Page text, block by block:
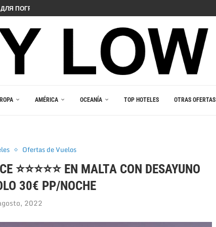
ПОГРУЖЕНИЯ В ИГРОВОЙ...
AMÉRICA OCEANÍA TOP HOTELES OTRAS OFERTAS
Ofertas de Vuelos
⭐⭐⭐⭐⭐ EN MALTA CON DESAYUNO
30€ PP/NOCHE
2022